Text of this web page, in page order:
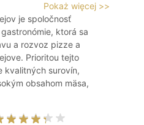
Pokaż więcej >>
je spoločnosť
ktorá sa
a rozvoz pizze a
Prioritou tejto
kvalitných surovín,
obsahom mäsa,